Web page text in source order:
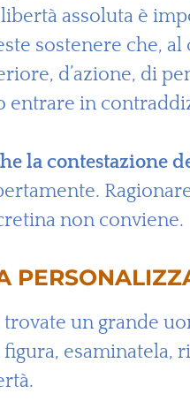
assoluta è
sostenere che,
d’azione, di
entrare in
la contestazione
non conviene.
un grande
esaminatela,